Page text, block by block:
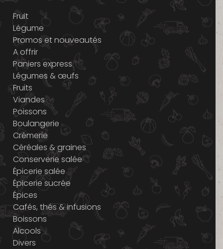
Fruit
Légume
Promos et nouveautés
A offrir
Paniers express
Légumes & œufs
Fruits
Viandes
Poissons
Boulangerie
Crémerie
Céréales & graines
Conserverie salée
Épicerie salée
Épicerie sucrée
Épices
Cafés, thés & infusions
Boissons
Alcools
Divers